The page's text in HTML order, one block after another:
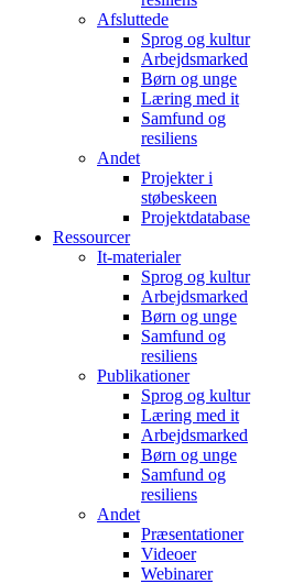
Afsluttede
Sprog og kultur
Arbejdsmarked
Børn og unge
Læring med it
Samfund og
resiliens
Andet
Projekter i
støbeskeen
Projektdatabase
Ressourcer
It-materialer
Sprog og kultur
Arbejdsmarked
Børn og unge
Samfund og
resiliens
Publikationer
Sprog og kultur
Læring med it
Arbejdsmarked
Børn og unge
Samfund og
resiliens
Andet
Præsentationer
Videoer
Webinarer